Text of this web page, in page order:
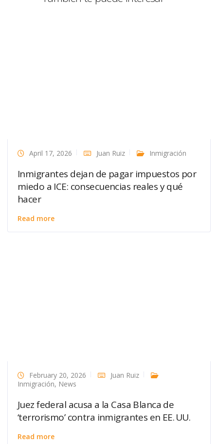
April 17, 2026 Juan Ruiz Inmigración
Inmigrantes dejan de pagar impuestos por
miedo a ICE: consecuencias reales y qué
hacer
Read more
February 20, 2026
Juan Ruiz
Inmigración, News
Juez federal acusa a la Casa Blanca de
‘terrorismo’ contra inmigrantes en EE. UU.
Read more